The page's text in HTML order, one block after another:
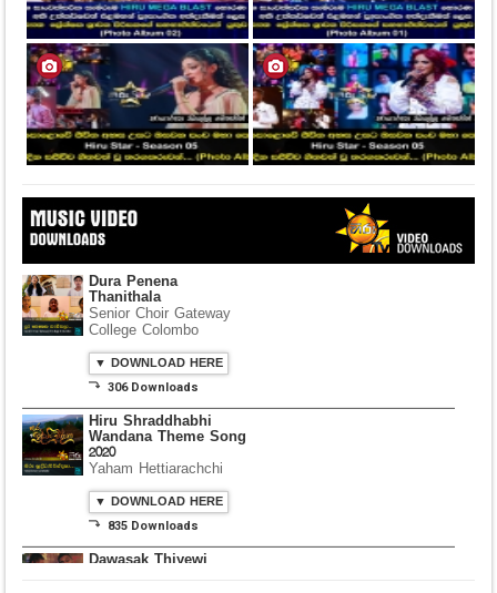
Dura Penena
Thanithala
Senior Choir Gateway
College Colombo
▼ DOWNLOAD HERE
⤵ 306 Downloads
Hiru Shraddhabhi
Wandana Theme Song
2020
Yaham Hettiarachchi
▼ DOWNLOAD HERE
⤵ 835 Downloads
Dawasak Thiyewi